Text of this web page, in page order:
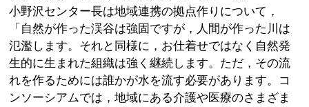
小野沢センター長は地域連携の拠点作りについて，
「自然が作った渓谷は強固ですが，人間が作った川は
氾濫します。それと同様に，お仕着せではなく自然発
生的に生まれた組織は強く継続します。ただ，その流
れを作るためには誰かが水を流す必要があります。コ
ンソーシアムでは，地域にある介護や医療のさまざま